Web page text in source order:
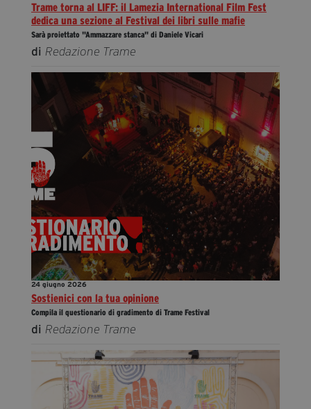
Trame torna al LIFF: il Lamezia International Film Fest
dedica una sezione al Festival dei libri sulle mafie
Sarà proiettato "Ammazzare stanca" di Daniele Vicari
di Redazione Trame
24 giugno 2026
Sostienici con la tua opinione
Compila il questionario di gradimento di Trame Festival
di Redazione Trame